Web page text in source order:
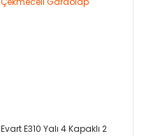
Evart E310 Yalı 4 Kapaklı 2